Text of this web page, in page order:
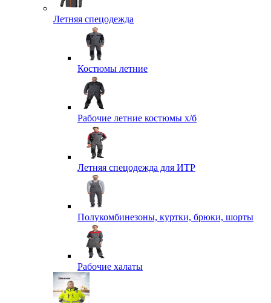
Летняя спецодежда
Костюмы летние
Рабочие летние костюмы х/б
Летняя спецодежда для ИТР
Полукомбинезоны, куртки, брюки, шорты
Рабочие халаты